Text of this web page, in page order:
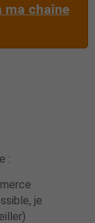
ma chaîne
:
je